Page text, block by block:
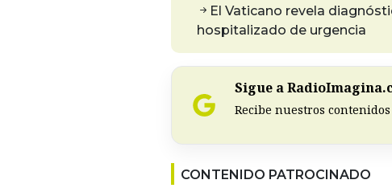
El Vaticano revela
hospitalizado de urgencia
Sigue a
Recibe nuestros
CONTENIDO PATROCINADO